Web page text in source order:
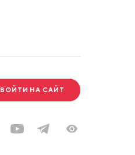
ВОЙТИ НА САЙТ